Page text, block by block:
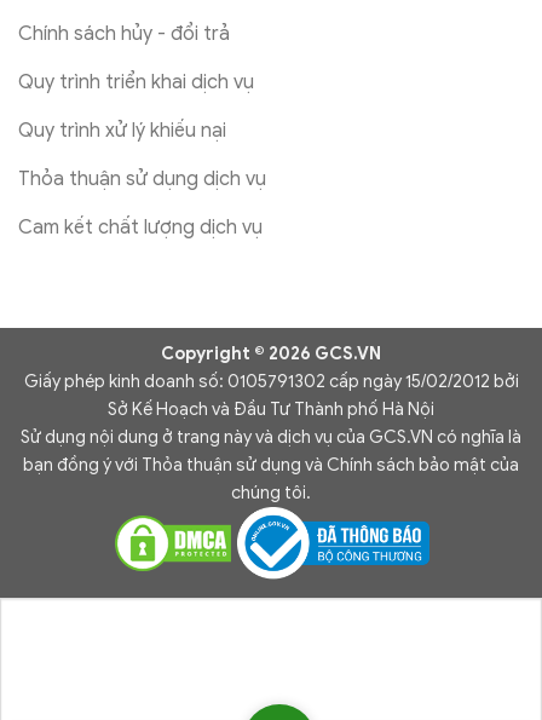
Chính sách hủy - đổi trả
Quy trình triển khai dịch vụ
Quy trình xử lý khiếu nại
Thỏa thuận sử dụng dịch vụ
Cam kết chất lượng dịch vụ
Copyright © 2026 GCS.VN
Giấy phép kinh doanh số: 0105791302 cấp ngày 15/02/2012 bởi
Sở Kế Hoạch và Đầu Tư Thành phố Hà Nội
Sử dụng nội dung ở trang này và dịch vụ của GCS.VN có nghĩa là
bạn đồng ý với Thỏa thuận sử dụng và Chính sách bảo mật của
chúng tôi.